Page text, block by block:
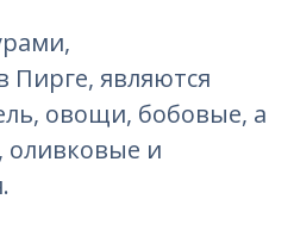
являются
овощи, бобовые, а
оливковые и